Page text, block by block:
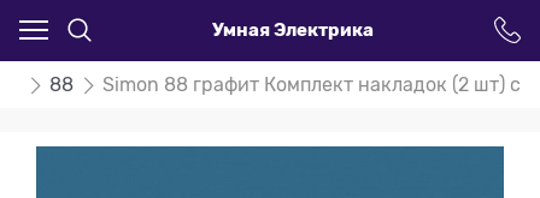
Умная Электрика
88 Simon 88 графит Комплект накладок (2 шт) с